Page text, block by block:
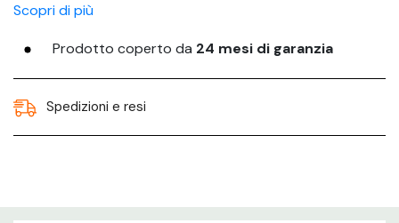
Scopri di più
Prodotto coperto da 24 mesi di garanzia
Spedizioni e resi